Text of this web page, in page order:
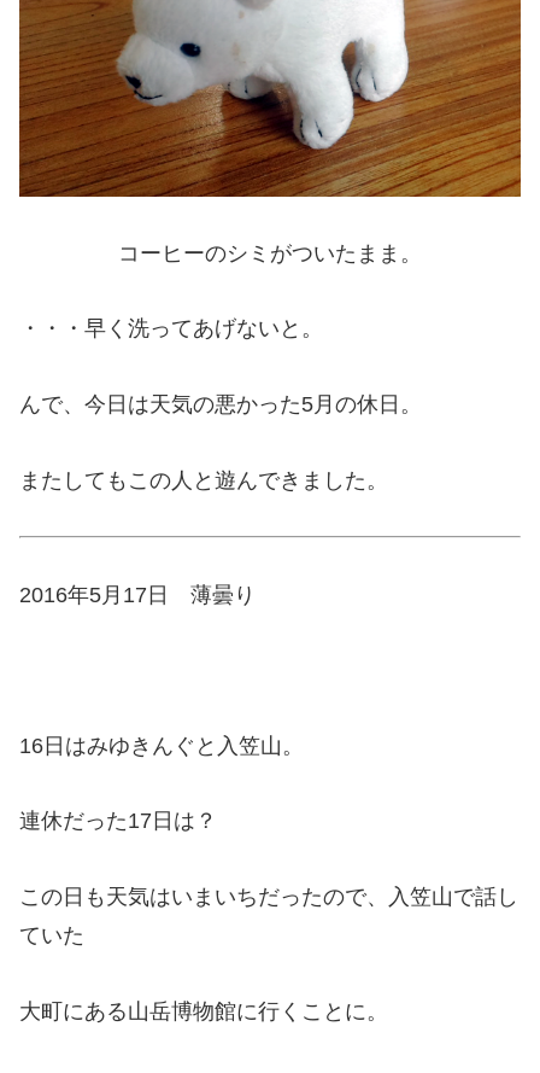
コーヒーのシミがついたまま。
・・・早く洗ってあげないと。
んで、今日は天気の悪かった5月の休日。
またしてもこの人と遊んできました。
2016年5月17日 薄曇り
16日はみゆきんぐと入笠山。
連休だった17日は？
この日も天気はいまいちだったので、入笠山で話し
ていた
大町にある山岳博物館に行くことに。